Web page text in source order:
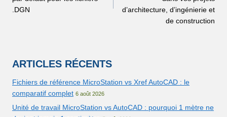
.DGN
d’architecture, d’ingénierie et
de construction
ARTICLES RÉCENTS
Fichiers de référence MicroStation vs Xref AutoCAD : le
comparatif complet 6 août 2026
Unité de travail MicroStation vs AutoCAD : pourquoi 1 mètre ne